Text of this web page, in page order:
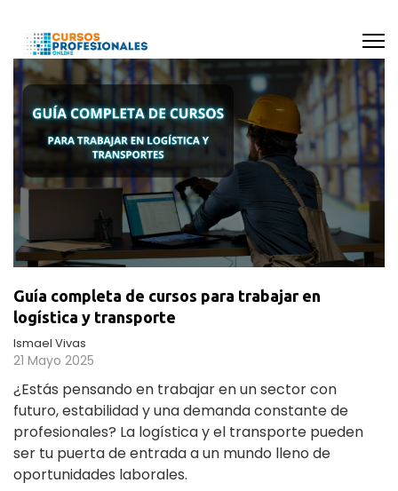
Guía completa de cursos para trabajar en
logística y transporte
Ismael Vivas
21 Mayo 2025
¿Estás pensando en trabajar en un sector con
futuro, estabilidad y una demanda constante de
profesionales? La logística y el transporte pueden
ser tu puerta de entrada a un mundo lleno de
oportunidades laborales.